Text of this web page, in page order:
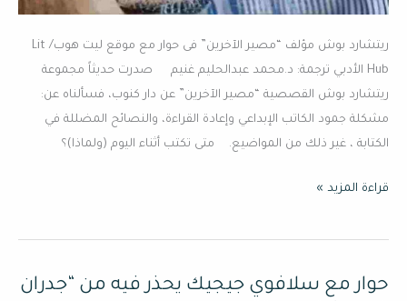
ريتشارد بوش مؤلف “مصير الآخرين” فى حوار مع موقع ليت هوب/ Lit
Hub الأدبي ترجمة: د.محمد عبدالحليم غنيم صدرت حديثاً مجموعة
ريتشارد بوش القصصية “مصير الآخرين” عن دار كنوب، فسألناه عن:
مشكلة جمود الكاتب الإبداعي وإعادة القراءة، والنصائح المضللة في
الكتابة ، غير ذلك من المواضيع. متى تكتب أثناء اليوم (ولماذا)؟
قراءة المزيد »
حوار مع سلافوي جيجيك يحذر فيه من “جدران
حوار